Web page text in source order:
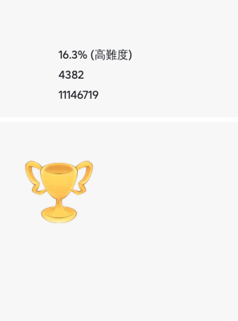
16.3% (高難度)
4382
11146719